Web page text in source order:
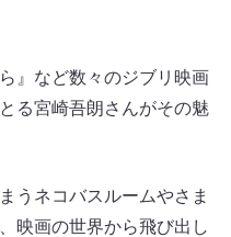
』など数々のジブリ映画
る宮崎吾朗さんがその魅
うネコバスルームやさま
映画の世界から飛び出し